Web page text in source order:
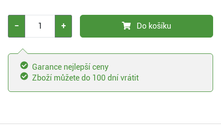
− + Do košíku
Garance nejlepší ceny
Zboží můžete do 100 dní vrátit